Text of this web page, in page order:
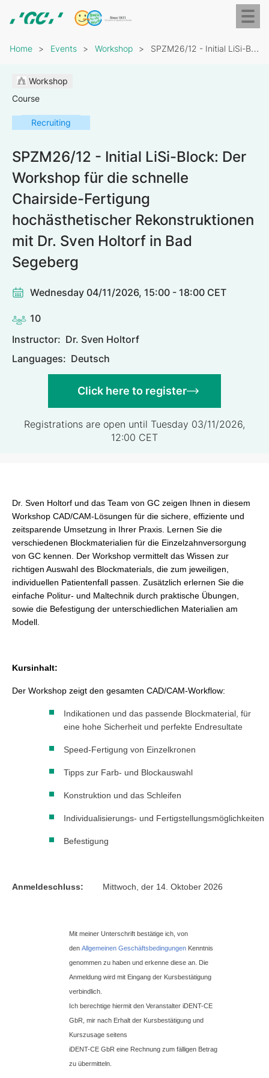
content
Europe
Breadcrumb
Home Events Workshop SPZM26/12 - Initial LiSi-Block: Der Workshop für die…
Workshop
Course
Recruiting
SPZM26/12 - Initial LiSi-Block: Der
Workshop für die schnelle
Chairside-Fertigung
hochästhetischer Rekonstruktionen
mit Dr. Sven Holtorf in Bad
Segeberg
Wednesday 04/11/2026, 15:00 - 18:00 CET
10
Instructor: Dr. Sven Holtorf
Languages: Deutsch
Click here to register
Registrations are open until Tuesday 03/11/2026,
12:00 CET
Dr. Sven Holtorf und das Team von GC zeigen Ihnen in diesem
Workshop CAD/CAM-Lösungen für die sichere, effiziente und
zeitsparende Umsetzung in Ihrer Praxis. Lernen Sie die
verschiedenen Blockmaterialien für die Einzelzahnversorgung
von GC kennen. Der Workshop vermittelt das Wissen zur
richtigen Auswahl des Blockmaterials, die zum jeweiligen,
individuellen Patientenfall passen. Zusätzlich erlernen Sie die
einfache Politur- und Maltechnik durch praktische Übungen,
sowie die Befestigung der unterschiedlichen Materialien am
Modell.
Kursinhalt:
Der Workshop zeigt den gesamten CAD/CAM-Workflow:
Indikationen und das passende Blockmaterial, für
eine hohe Sicherheit und perfekte Endresultate
Speed-Fertigung von Einzelkronen
Tipps zur Farb- und Blockauswahl
Konstruktion und das Schleifen
Individualisierungs- und Fertigstellungsmöglichkeiten
Befestigung
Anmeldeschluss: Mittwoch, der 14. Oktober 2026
Mit meiner Unterschrift bestätige ich, von
den Allgemeinen GeschäftsbedingungenKenntnis
genommen zu haben und erkenne diese an. Die
Anmeldung wird mit Eingang der Kursbestätigung
verbindlich.
Ich berechtige hiermit den Veranstalter iDENT-CE
GbR, mir nach Erhalt der Kursbestätigung und
Kurszusage seitens
iDENT-CE GbR eine Rechnung zum fälligen Betrag
zu übermitteln.